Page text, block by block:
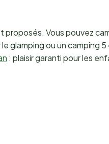
proposés. Vous pouvez
glamping ou un camping
: plaisir garanti pour les